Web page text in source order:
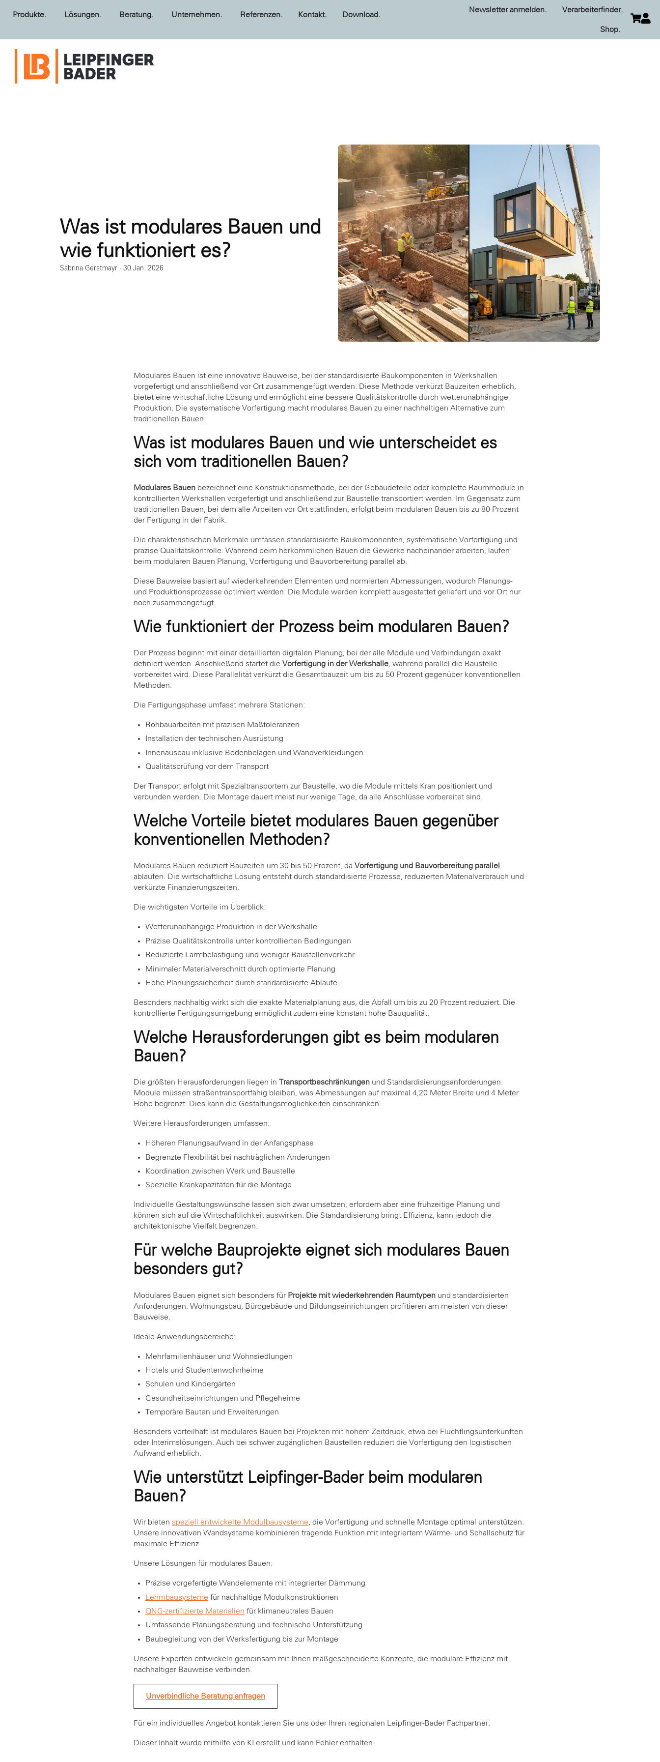
Produkte. Lösungen. Beratung. Unternehmen. Referenzen. Kontakt. Download.
Newsletter anmelden. Verarbeiterfinder.
Shop.
Was ist modulares Bauen und
wie funktioniert es?
Sabrina Gerstmayr · 30 Jan. 2026
Modulares Bauen ist eine innovative Bauweise, bei der standardisierte Baukomponenten in Werkshallen
vorgefertigt und anschließend vor Ort zusammengefügt werden. Diese Methode verkürzt Bauzeiten erheblich,
bietet eine wirtschaftliche Lösung und ermöglicht eine bessere Qualitätskontrolle durch wetterunabhängige
Produktion. Die systematische Vorfertigung macht modulares Bauen zu einer nachhaltigen Alternative zum
traditionellen Bauen.
Was ist modulares Bauen und wie unterscheidet es
sich vom traditionellen Bauen?
Modulares Bauen bezeichnet eine Konstruktionsmethode, bei der Gebäudeteile oder komplette Raummodule in
kontrollierten Werkshallen vorgefertigt und anschließend zur Baustelle transportiert werden. Im Gegensatz zum
traditionellen Bauen, bei dem alle Arbeiten vor Ort stattfinden, erfolgt beim modularen Bauen bis zu 80 Prozent
der Fertigung in der Fabrik.
Die charakteristischen Merkmale umfassen standardisierte Baukomponenten, systematische Vorfertigung und
präzise Qualitätskontrolle. Während beim herkömmlichen Bauen die Gewerke nacheinander arbeiten, laufen
beim modularen Bauen Planung, Vorfertigung und Bauvorbereitung parallel ab.
Diese Bauweise basiert auf wiederkehrenden Elementen und normierten Abmessungen, wodurch Planungs-
und Produktionsprozesse optimiert werden. Die Module werden komplett ausgestattet geliefert und vor Ort nur
noch zusammengefügt.
Wie funktioniert der Prozess beim modularen Bauen?
Der Prozess beginnt mit einer detaillierten digitalen Planung, bei der alle Module und Verbindungen exakt
definiert werden. Anschließend startet die Vorfertigung in der Werkshalle , während parallel die Baustelle
vorbereitet wird. Diese Parallelität verkürzt die Gesamtbauzeit um bis zu 50 Prozent gegenüber konventionellen
Methoden.
Die Fertigungsphase umfasst mehrere Stationen:
Rohbauarbeiten mit präzisen Maßtoleranzen
Installation der technischen Ausrüstung
Innenausbau inklusive Bodenbelägen und Wandverkleidungen
Qualitätsprüfung vor dem Transport
Der Transport erfolgt mit Spezialtransportern zur Baustelle, wo die Module mittels Kran positioniert und
verbunden werden. Die Montage dauert meist nur wenige Tage, da alle Anschlüsse vorbereitet sind.
Welche Vorteile bietet modulares Bauen gegenüber
konventionellen Methoden?
Modulares Bauen reduziert Bauzeiten um 30 bis 50 Prozent, da Vorfertigung und Bauvorbereitung parallel
ablaufen. Die wirtschaftliche Lösung entsteht durch standardisierte Prozesse, reduzierten Materialverbrauch und
verkürzte Finanzierungszeiten.
Die wichtigsten Vorteile im Überblick:
Wetterunabhängige Produktion in der Werkshalle
Präzise Qualitätskontrolle unter kontrollierten Bedingungen
Reduzierte Lärmbelästigung und weniger Baustellenverkehr
Minimaler Materialverschnitt durch optimierte Planung
Hohe Planungssicherheit durch standardisierte Abläufe
Besonders nachhaltig wirkt sich die exakte Materialplanung aus, die Abfall um bis zu 20 Prozent reduziert. Die
kontrollierte Fertigungsumgebung ermöglicht zudem eine konstant hohe Bauqualität.
Welche Herausforderungen gibt es beim modularen
Bauen?
Die größten Herausforderungen liegen in Transportbeschränkungen und Standardisierungsanforderungen.
Module müssen straßentransportfähig bleiben, was Abmessungen auf maximal 4,20 Meter Breite und 4 Meter
Höhe begrenzt. Dies kann die Gestaltungsmöglichkeiten einschränken.
Weitere Herausforderungen umfassen:
Höheren Planungsaufwand in der Anfangsphase
Begrenzte Flexibilität bei nachträglichen Änderungen
Koordination zwischen Werk und Baustelle
Spezielle Krankapazitäten für die Montage
Individuelle Gestaltungswünsche lassen sich zwar umsetzen, erfordern aber eine frühzeitige Planung und
können sich auf die Wirtschaftlichkeit auswirken. Die Standardisierung bringt Effizienz, kann jedoch die
architektonische Vielfalt begrenzen.
Für welche Bauprojekte eignet sich modulares Bauen
besonders gut?
Modulares Bauen eignet sich besonders für Projekte mit wiederkehrenden Raumtypen und standardisierten
Anforderungen. Wohnungsbau, Bürogebäude und Bildungseinrichtungen profitieren am meisten von dieser
Bauweise.
Ideale Anwendungsbereiche:
Mehrfamilienhäuser und Wohnsiedlungen
Hotels und Studentenwohnheime
Schulen und Kindergärten
Gesundheitseinrichtungen und Pflegeheime
Temporäre Bauten und Erweiterungen
Besonders vorteilhaft ist modulares Bauen bei Projekten mit hohem Zeitdruck, etwa bei Flüchtlingsunterkünften
oder Interimslösungen. Auch bei schwer zugänglichen Baustellen reduziert die Vorfertigung den logistischen
Aufwand erheblich.
Wie unterstützt Leipfinger-Bader beim modularen
Bauen?
Wir bieten speziell entwickelte Modulbausysteme, die Vorfertigung und schnelle Montage optimal unterstützen.
Unsere innovativen Wandsysteme kombinieren tragende Funktion mit integriertem Wärme- und Schallschutz für
maximale Effizienz.
Unsere Lösungen für modulares Bauen:
Präzise vorgefertigte Wandelemente mit integrierter Dämmung
Lehmbausysteme für nachhaltige Modulkonstruktionen
QNG-zertifizierte Materialien für klimaneutrales Bauen
Umfassende Planungsberatung und technische Unterstützung
Baubegleitung von der Werksfertigung bis zur Montage
Unsere Experten entwickeln gemeinsam mit Ihnen maßgeschneiderte Konzepte, die modulare Effizienz mit
nachhaltiger Bauweise verbinden.
Unverbindliche Beratung anfragen
Für ein individuelles Angebot kontaktieren Sie uns oder Ihren regionalen Leipfinger-Bader Fachpartner.
Dieser Inhalt wurde mithilfe von KI erstellt und kann Fehler enthalten.